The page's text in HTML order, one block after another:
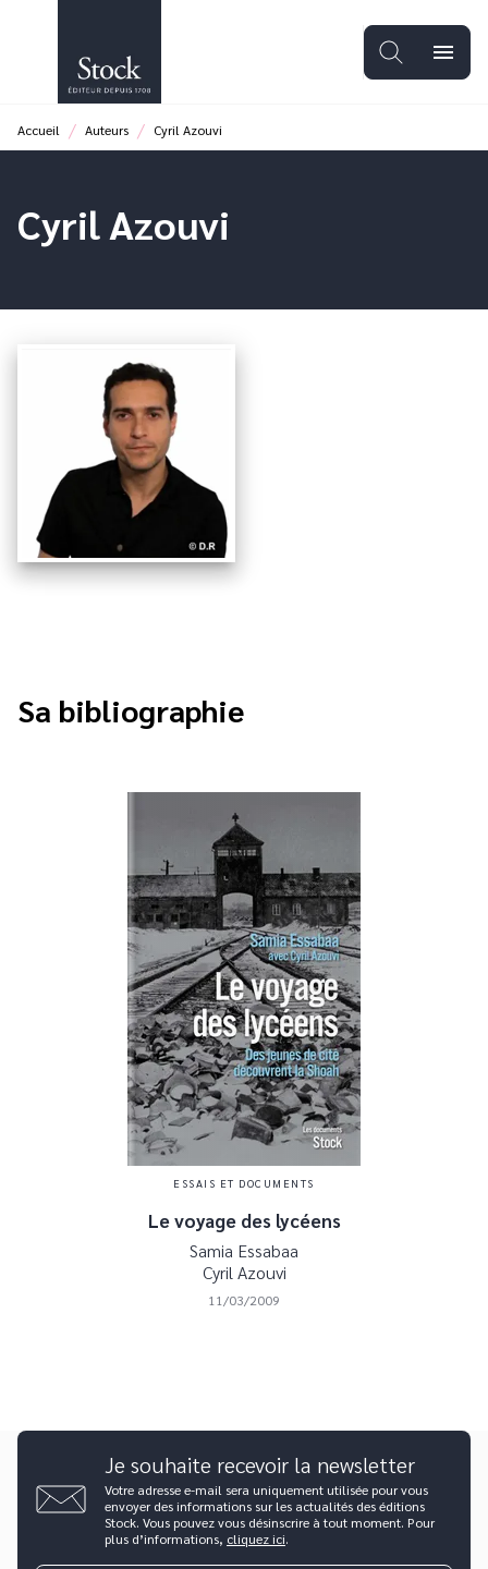
PIED DE PAGE
menu
Accueil / Auteurs / Cyril Azouvi
Cyril Azouvi
Sa bibliographie
ESSAIS ET DOCUMENTS
Le voyage des lycéens
Samia Essabaa
Cyril Azouvi
11/03/2009
Je souhaite recevoir la newsletter
Votre adresse e-mail sera uniquement utilisée pour vous
envoyer des informations sur les actualités des éditions
Stock. Vous pouvez vous désinscrire à tout moment. Pour
plus d’informations, cliquez ici.